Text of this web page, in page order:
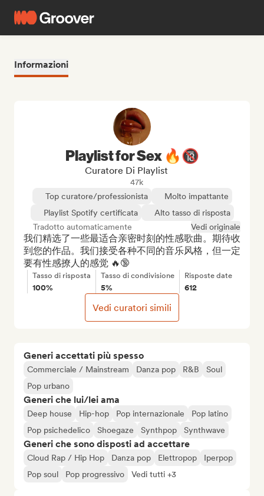
Informazioni
Generi accettati più spesso
Commerciale / Mainstream Danza pop R&B
Soul
Pop urbano
Generi che lui/lei ama
Deep house Hip-hop Pop internazionale
Pop latino
Pop psichedelico
Shoegaze Synthpop Synthwave
Generi che sono disposti ad accettare
Cloud Rap / Hip Hop Danza pop Elettropop
Iperpop
Pop soul
Pop progressivo Vedi tutti +3
Playlist for Sex 🔥🔞
Curatore Di Playlist
47k
Top curatore/professionista
Molto impattante
Playlist Spotify certificata
Alto tasso di risposta
Tradotto automaticamente
Vedi originale
我们精选了一些最适合亲密时刻的性感歌曲。期待收
到您的作品。我们接受各种不同的音乐风格，但一定
要有性感撩人的感觉 🔥🔞
Tasso di risposta
100%
Tasso di condivisione
5%
Risposte date
612
Vedi curatori simili